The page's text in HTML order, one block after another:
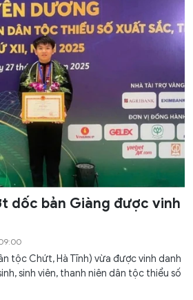
dốc bản Giàng được vinh
tộc Chứt, Hà Tĩnh) vừa được vinh danh
sinh viên, thanh niên dân tộc thiểu số